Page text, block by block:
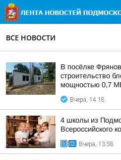
ВСЕ НОВОСТИ
В посёлке
строительство
мощностью 0,7
Вчера, 14:18
4 школы из
Всероссийского
Вчера, 13:58